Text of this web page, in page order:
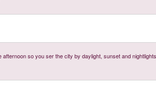
afternoon so you ser the city by daylight, sunset and